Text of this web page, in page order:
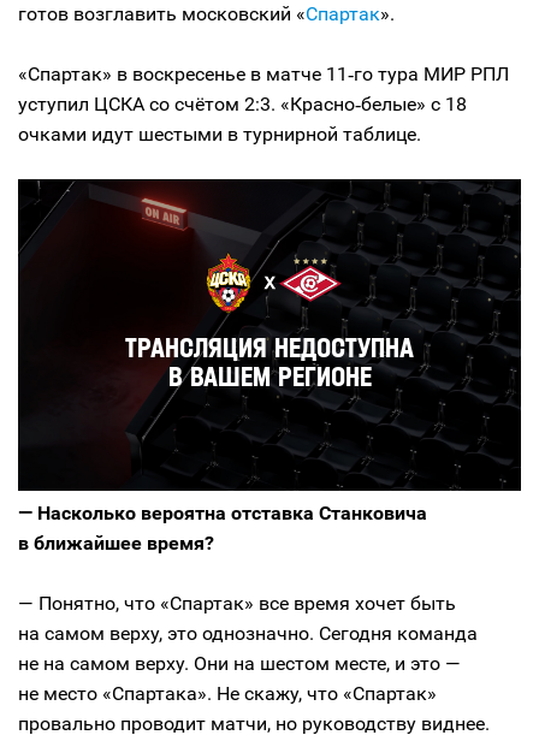
готов возглавить московский «Спартак».
«Спартак» в воскресенье в матче 11‑го тура МИР РПЛ
уступил ЦСКА со счётом 2:3. «Красно‑белые» с 18
очками идут шестыми в турнирной таблице.
— Насколько вероятна отставка Станковича
в ближайшее время?
— Понятно, что «Спартак» все время хочет быть
на самом верху, это однозначно. Сегодня команда
не на самом верху. Они на шестом месте, и это —
не место «Спартака». Не скажу, что «Спартак»
провально проводит матчи, но руководству виднее.